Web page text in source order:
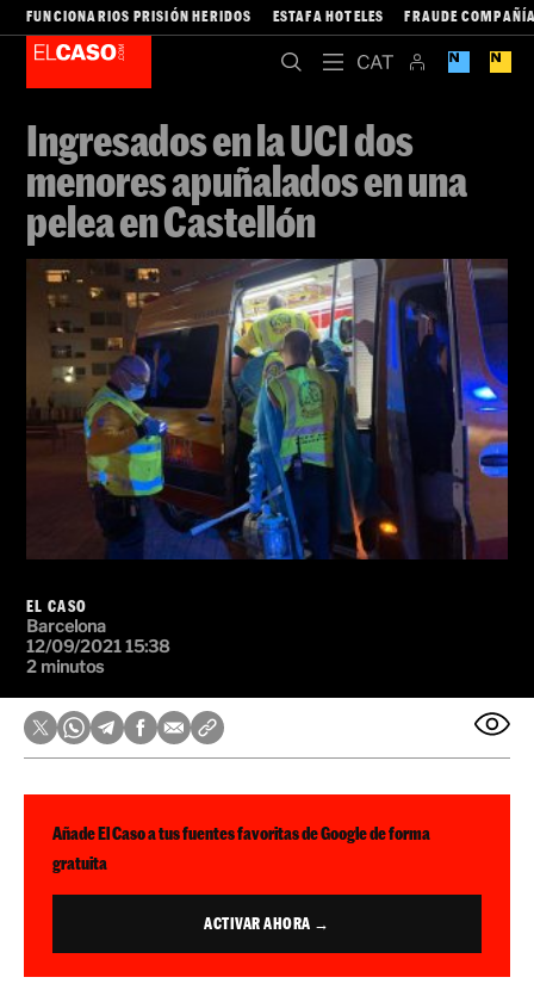
FUNCIONARIOS PRISIÓN HERIDOS ESTAFA HOTELES FRAUDE
Ingresados en la UCI dos
menores apuñalados en una
pelea en Castellón
EL CASO
Barcelona
12/09/2021 15:38
2 minutos
Añade El Caso a tus fuentes favoritas de Google de forma
gratuita
ACTIVAR AHORA →